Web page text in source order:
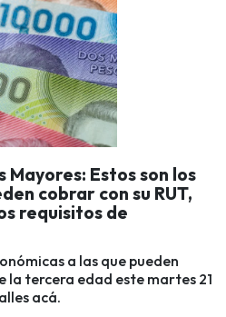
Mayores: Estos son los
cobrar con su RUT,
requisitos de
a las que pueden
la tercera edad este martes 21
acá.